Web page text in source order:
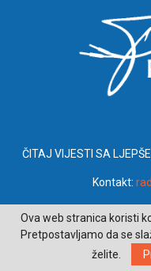
ČITAJ VIJESTI SA
Kontakt:
Ova web stranica koristi
Pretpostavljamo da se
želite.